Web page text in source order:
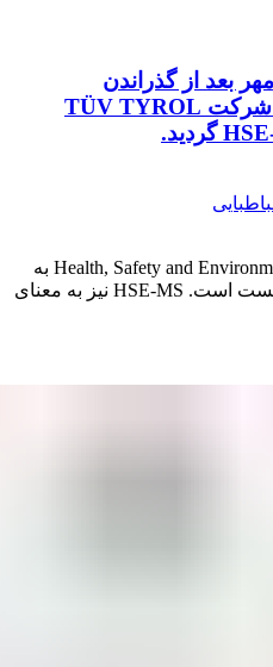
بعد از گذراندن
ممیزی‌های تخصصی توسط شرکت TÜV TYROL
استاندارد HSE مخفف عبارت Health, Safety and Environment به
معنای بهداشت، ایمنی و محیط زیست است. HSE-MS نیز به معنای